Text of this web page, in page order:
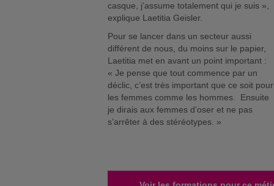
casque, j’assume totalement qui je suis »,
explique Laetitia Geisler.
Pour se lancer dans un secteur aussi
différent de nous, du moins sur le papier,
Laetitia met en avant un point important :
« Je pense que tout commence par un
déclic, c’est très important que ce soit pour
les femmes comme les hommes. Ensuite
je dirais aux femmes d’oser et ne pas
s’arrêter à des stéréotypes. »